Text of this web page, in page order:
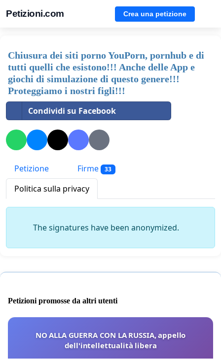
Petizioni.com Crea una petizione
Chiusura dei siti porno YouPorn, pornhub e di
tutti quelli che esistono!!! Anche delle App e
giochi di simulazione di questo genere!!!
Proteggiamo i nostri figli!!!
Condividi su Facebook
Petizione Firme 33
Politica sulla privacy
The signatures have been anonymized.
Petizioni promosse da altri utenti
NO ALLA GUERRA CON LA RUSSIA, appello
dell'intellettualità libera